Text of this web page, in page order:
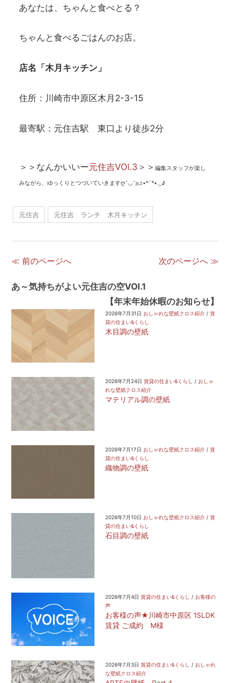
あなたは、ちゃんと食べとる？
ちゃんと食べるごはんのお店。
店名「木月キッチン」
住所：川崎市中原区木月2-3-15
最寄駅：元住吉駅 東口より徒歩2分
＞＞なんかいいー元住吉VOl.3 ＞＞編集スタッフが楽し
みながら、ゆっくりとつづいていきますღ˘◡˘ற♫•*¨*•.¸¸♪
元住吉 元住吉 ランチ 木月キッチン
≪ 前のページへ 次のページへ ≫
あ～気持ちがよい元住吉の空VOl.1
【年末年始休暇のお知らせ】
2026年7月31日 おしゃれな壁紙クロス紹介/ 賃
貸の住まい&くらし
木目調の壁紙
2026年7月24日 賃貸の住まい&くらし / おしゃ
れな壁紙クロス紹介
マテリアル調の壁紙
2026年7月17日 おしゃれな壁紙クロス紹介/ 賃
貸の住まい&くらし
織物調の壁紙
2026年7月10日 おしゃれな壁紙クロス紹介/ 賃
貸の住まい&くらし
石目調の壁紙
2026年7月4日 賃貸の住まい&くらし / お客様の
声
お客様の声★川崎市中原区 1SLDK
賃貸 ご成約 M様
2026年7月3日 賃貸の住まい&くらし / おしゃれ
な壁紙クロス紹介